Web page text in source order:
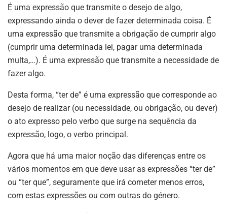
É uma expressão que transmite o desejo de algo,
expressando ainda o dever de fazer determinada coisa. É
uma expressão que transmite a obrigação de cumprir algo
(cumprir uma determinada lei, pagar uma determinada
multa,…). É uma expressão que transmite a necessidade de
fazer algo.
Desta forma, “ter de” é uma expressão que corresponde ao
desejo de realizar (ou necessidade, ou obrigação, ou dever)
o ato expresso pelo verbo que surge na sequência da
expressão, logo, o verbo principal.
Agora que há uma maior noção das diferenças entre os
vários momentos em que deve usar as expressões “ter de”
ou “ter que”, seguramente que irá cometer menos erros,
com estas expressões ou com outras do género.